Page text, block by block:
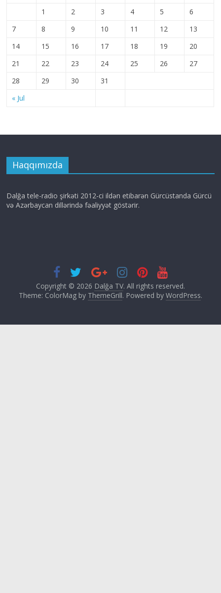
« Jul
1 2 3 4 5
6
7
8 9 10 11 12
13
14
15 16 17 18 19
20
21
22 23 24 25 26
27
28
29 30 31
Haqqımızda
Dalğa tele-radio şirkəti 2012-ci ildən etibarən Gürcüstanda Gürcü
və Azərbaycan dillərində fəaliyyət göstərir.
Copyright © 2026 Dalğa TV. All rights reserved.
Theme: ColorMag by ThemeGrill. Powered by WordPress.